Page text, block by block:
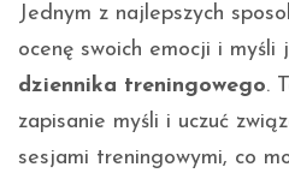
Jednym z najlepszych
ocenę swoich emocji i myśli
dziennika treningowego.
zapisanie myśli i uczuć
sesjami treningowymi, co